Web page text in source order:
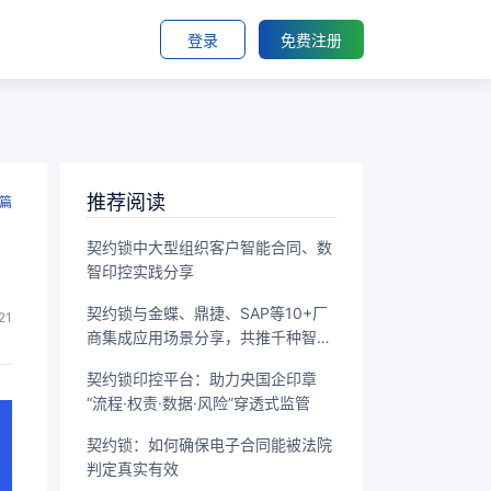
登录 免费注册
推荐阅读
契约锁中大型组织客户智能合同、数
智印控实践分享
契约锁与金蝶、鼎捷、SAP等10+厂
商集成应用场景分享，共推千种智能
契约锁印控平台：助力央国企印章
“流程·权责·数据·风险”穿透式监管
契约锁：如何确保电子合同能被法院
判定真实有效